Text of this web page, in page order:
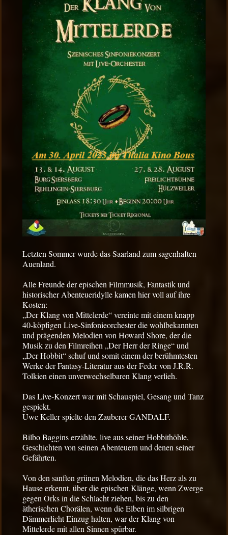
Letzten Sommer wurde das Saarland zum sagenhaften
Auenland.
Alle Freunde der epischen Filmmusik, Fantastik und
historischer Abenteueridylle kamen hier voll auf ihre
Kosten:
„Der Klang von Mittelerde“ vereinte mit einem knapp
40-köpfigen Live-Sinfonieorchester die wohlbekannten
und prägenden Melodien von Howard Shore, der die
Musik zu den Filmreihen „Der Herr der Ringe“ und
„Der Hobbit“ schuf und somit einem der berühmtesten
Werke der Fantasy-Literatur aus der Feder von J.R.R.
Tolkien einen unverwechselbaren Klang verlieh.
Das Live-Konzert war mit Schauspiel, Gesang und Tanz
gespickt.
Uwe Keller spielte den Zauberer GANDALF.
Bilbo Baggins erzählte, live aus seiner Hobbithöhle,
Geschichten von seinen Abenteuern und denen seiner
Gefährten.
Von den sanften grünen Melodien, die das Herz als zu
Hause erkennt, über die epischen Klänge, wenn Zwerge
gegen Orks in die Schlacht ziehen, bis zu den
ätherischen Chorälen, wenn die Elben im silbrigen
Dämmerlicht Einzug halten, war der Klang von
Mittelerde mit allen Sinnen spürbar.